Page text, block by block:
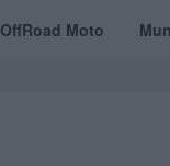
OffRoad Moto